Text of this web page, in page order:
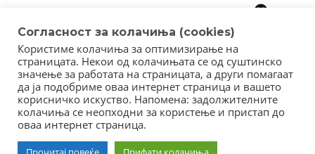
Copyright © 2018 - Member of IAB Macedonia
Member of Clip Media Group / 2017
Согласност за колачиња (cookies)
Користиме колачиња за оптимизирање на
страницата. Некои од колачињата се од суштинско
значење за работата на страницата, а други помагаат
да ја подобриме оваа интернет страница и вашето
корисничко искуство. Напомена: задолжителните
колачиња се неопходни за користење и пристап до
оваа интернет страница.